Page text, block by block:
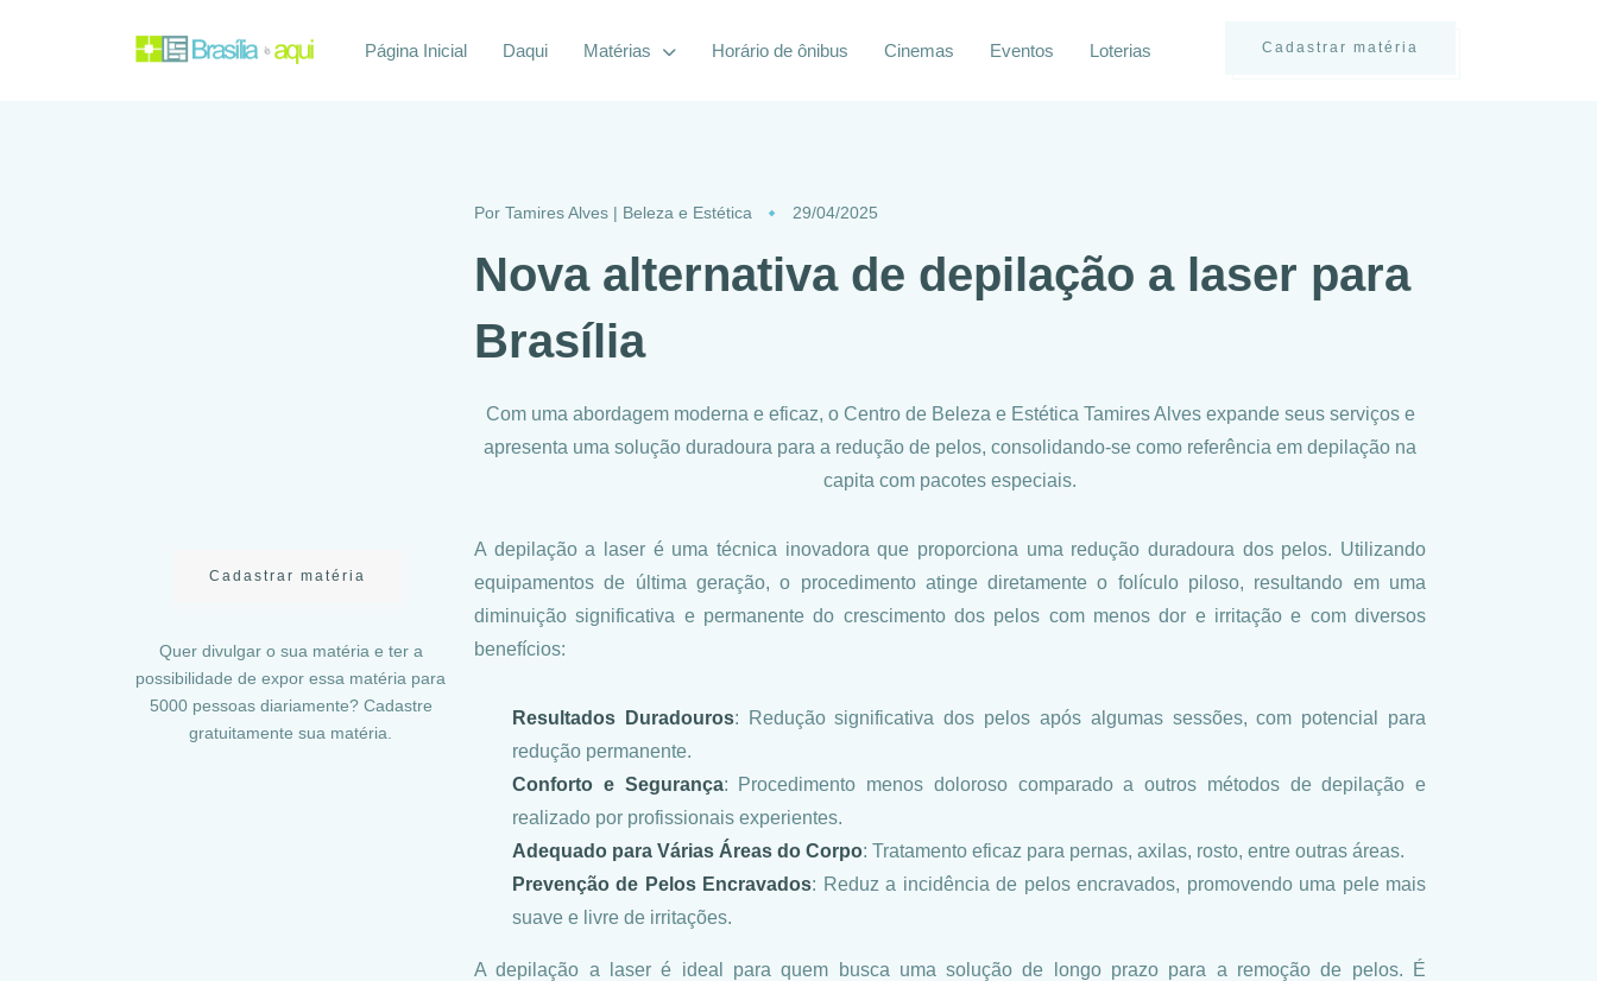
Cadastrar matéria
Página Inicial Daqui Matérias Horário de ônibus Cinemas Eventos Loterias
Por Tamires Alves | Beleza e Estética 29/04/2025
Nova alternativa de depilação a laser para
Brasília
Com uma abordagem moderna e eficaz, o Centro de Beleza e Estética Tamires Alves expande seus serviços e
apresenta uma solução duradoura para a redução de pelos, consolidando-se como referência em depilação na
capita com pacotes especiais.
A depilação a laser é uma técnica inovadora que proporciona uma redução duradoura dos pelos. Utilizando
equipamentos de última geração, o procedimento atinge diretamente o folículo piloso, resultando em uma
diminuição significativa e permanente do crescimento dos pelos com menos dor e irritação e com diversos
benefícios:
Resultados Duradouros: Redução significativa dos pelos após algumas sessões, com potencial para
redução permanente.
Conforto e Segurança: Procedimento menos doloroso comparado a outros métodos de depilação e
realizado por profissionais experientes.
Adequado para Várias Áreas do Corpo: Tratamento eficaz para pernas, axilas, rosto, entre outras áreas.
Prevenção de Pelos Encravados: Reduz a incidência de pelos encravados, promovendo uma pele mais
suave e livre de irritações.
A depilação a laser é ideal para quem busca uma solução de longo prazo para a remoção de pelos. É
Cadastrar matéria
Quer divulgar o sua matéria e ter a
possibilidade de expor essa matéria para
5000 pessoas diariamente? Cadastre
gratuitamente sua matéria.